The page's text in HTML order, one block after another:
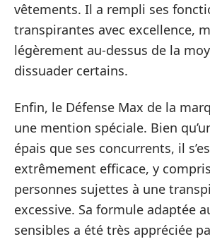
vêtements. Il a rempli ses
transpirantes avec excellence,
légèrement au-dessus de la
dissuader certains.
Enfin, le Défense Max de la
une mention spéciale. Bien
épais que ses concurrents, il
extrêmement efficace, y
personnes sujettes à une
excessive. Sa formule adaptée
sensibles a été très appréciée